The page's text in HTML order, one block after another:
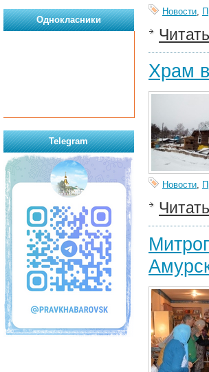
Новости,
Храм
Новости,
Однокласники
Telegram